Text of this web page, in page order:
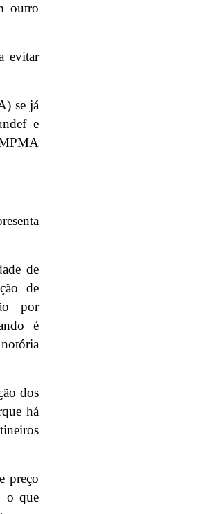
outro
evitar
se já
e
de
de
por
é
dos
há
preço
o que